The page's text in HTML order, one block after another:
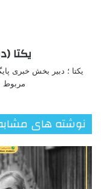
یکتا
یکتا ؛ دبیر بخش خبری
مربوط
نوشته های